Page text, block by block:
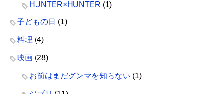
HUNTER×HUNTER (1)
子どもの日 (1)
料理 (4)
映画 (28)
お前はまだグンマを知らない (1)